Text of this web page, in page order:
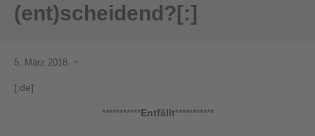
(ent)scheidend?[:]
5. März 2018
[:de]
***********Entfällt***********